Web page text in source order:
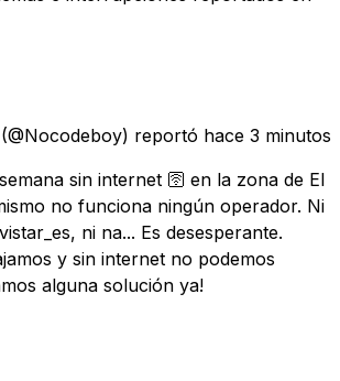
(@Nocodeboy) reportó hace 3 minutos
sin internet 🛜 en la zona de El
no funciona ningún operador. Ni
ni na... Es desesperante.
y sin internet no podemos
alguna solución ya!